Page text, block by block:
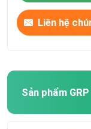
Liên hệ
Sản phẩm